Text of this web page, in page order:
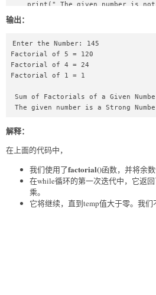
print(" The given number is
输出：
Enter the Number: 145
Factorial of 5 = 120
Factorial of 4 = 24
Factorial of 1 = 1
The given number is a Strong
解释：
在上面的代码中，
我们使用了factorial()函数，并将余
在while循环的第一次迭代中，它返
乘。
它将继续，直到temp值大于零。我们